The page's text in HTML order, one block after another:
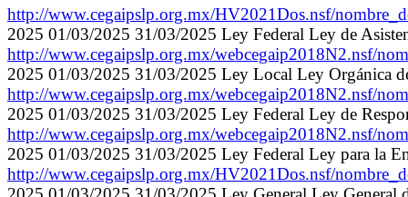
http://www.cegaipslp.org.mx/HV2021Dos.nsf/
2025 01/03/2025 31/03/2025 Ley Federal Ley de
http://www.cegaipslp.org.mx/webcegaip2018N2.nsf/
2025 01/03/2025 31/03/2025 Ley Local Ley Orgánica
http://www.cegaipslp.org.mx/webcegaip2018N2.nsf/
2025 01/03/2025 31/03/2025 Ley Federal Ley de
http://www.cegaipslp.org.mx/webcegaip2018N2.nsf/
2025 01/03/2025 31/03/2025 Ley Federal Ley para la
http://www.cegaipslp.org.mx/HV2021Dos.nsf/